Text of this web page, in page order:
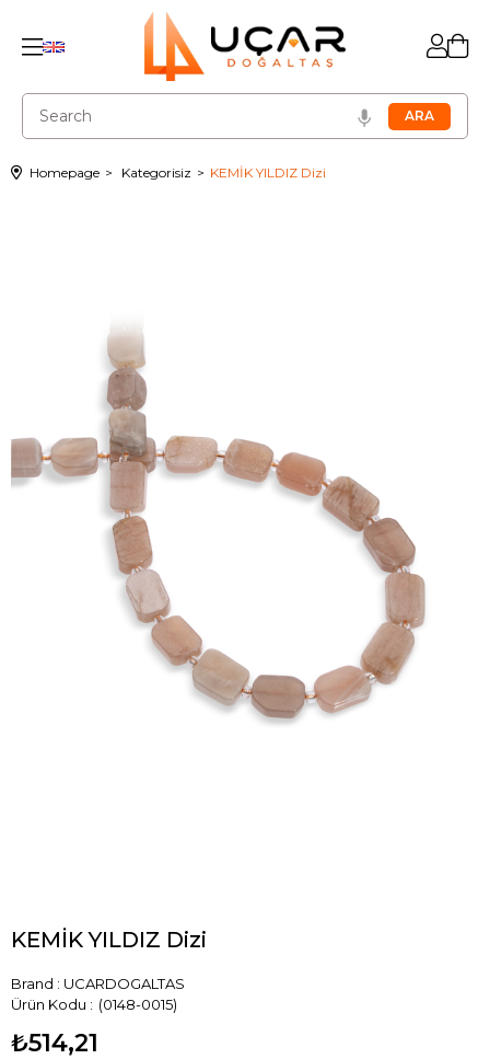
Homepage Kategorisiz KEMİK YILDIZ Dizi
KEMİK YILDIZ Dizi
Brand : UCARDOGALTAS
(0148-0015)
₺514,21